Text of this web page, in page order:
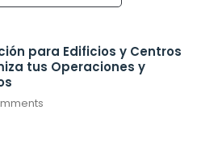
para Edificios y Centros
tus Operaciones y